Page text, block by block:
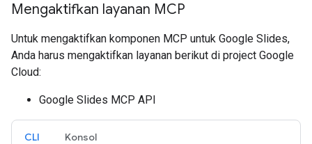
Mengaktifkan layanan MCP
Untuk mengaktifkan komponen MCP untuk Google Slides,
Anda harus mengaktifkan layanan berikut di project Google
Cloud:
Google Slides MCP API
CLI Konsol